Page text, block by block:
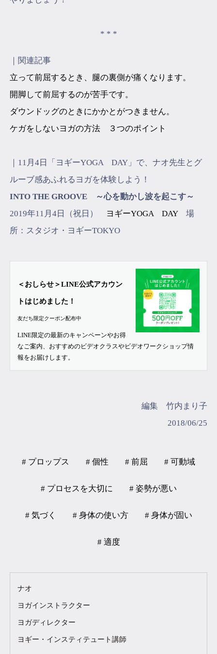
* * *
｜関連記事
立って前屈するとき、腿の裏側が痛くなります。
開脚して前屈するのが苦手です。
ダウンドッグのときにかかとがつきません。
ケガをしないヨガの方法 ３つのポイント
｜11月4日「ヨギーYOGA DAY」で、ナオ先生とグ
ルーブ感あふれるヨガを体験しよう！
INTO THE GROOVE ～心を動かし波を起こす～
2019年11月4日（祝日）
ヨギーYOGA DAY場
所：スタジオ・ヨギーTOKYO
＜おしらせ＞LINE公式アカウン
トはじめました！
友だち限定クーポン配布中
LINE限定の最新のキャンペーンやお得
なご案内、おすすめのビデオクラスやビデオワークショップ情
報をお届けします。
編集 竹内まり子
2018/06/25
# プロップス # 個性 # 前屈 # 可動域
# プロセスを大切に # 姿勢が悪い
# 気づく # 身体の使い方 # 身体が固い
# 適度
ナオ
ヨガインストラクター
ヨガディレクター
ヨギー・インスティテュート講師